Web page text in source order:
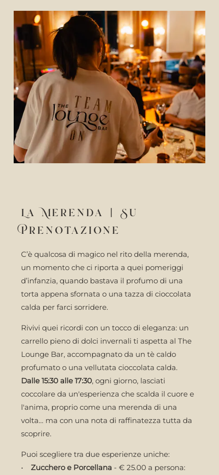
La Merenda | Su
Prenotazione
C’è qualcosa di magico nel rito della merenda,
un momento che ci riporta a quei pomeriggi
d’infanzia, quando bastava il profumo di una
torta appena sfornata o una tazza di cioccolata
calda per farci sorridere.
Rivivi quei ricordi con un tocco di eleganza: un
carrello pieno di dolci invernali ti aspetta al The
Lounge Bar, accompagnato da un tè caldo
profumato o una vellutata cioccolata calda.
Dalle 15:30 alle 17:30, ogni giorno, lasciati
coccolare da un'esperienza che scalda il cuore e
l'anima, proprio come una merenda di una
volta… ma con una nota di raffinatezza tutta da
scoprire.
Puoi scegliere tra due esperienze uniche:
• Zucchero e Porcellana - € 25.00 a persona: